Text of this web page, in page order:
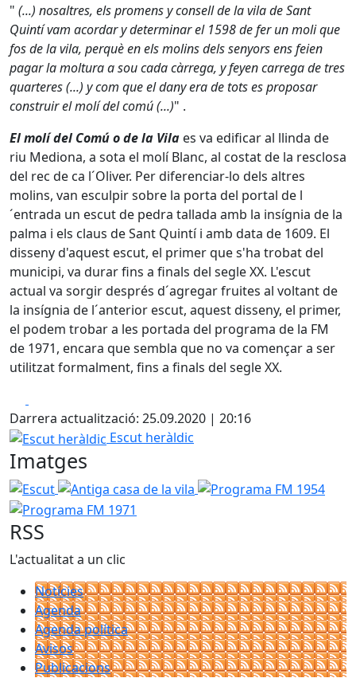
" (...) nosaltres, els promens y consell de la vila de Sant
Quintí vam acordar y determinar el 1598 de fer un moli que
fos de la vila, perquè en els molins dels senyors ens feien
pagar la moltura a sou cada càrrega, y feyen carrega de tres
quarteres (...) y com que el dany era de tots es proposar
construir el molí del comú (...)" .
El molí del Comú o de la Vila es va edificar al llinda de
riu Mediona, a sota el molí Blanc, al costat de la resclosa
del rec de ca l´Oliver. Per diferenciar-lo dels altres
molins, van esculpir sobre la porta del portal de l
´entrada un escut de pedra tallada amb la insígnia de la
palma i els claus de Sant Quintí i amb data de 1609. El
disseny d'aquest escut, el primer que s'ha trobat del
municipi, va durar fins a finals del segle XX. L'escut
actual va sorgir després d´agregar fruites al voltant de
la insígnia de l´anterior escut, aquest disseny, el primer,
el podem trobar a les portada del programa de la FM
de 1971, encara que sembla que no va començar a ser
utilitzat formalment, fins a finals del segle XX.
Darrera actualització: 25.09.2020 | 20:16
Escut heràldic
Escut heràldic
Imatges
Escut Antiga casa de la vila Programa FM 1954
RSS
L'actualitat a un clic
Notícies
Agenda
Agenda política
Avisos
Publicacions